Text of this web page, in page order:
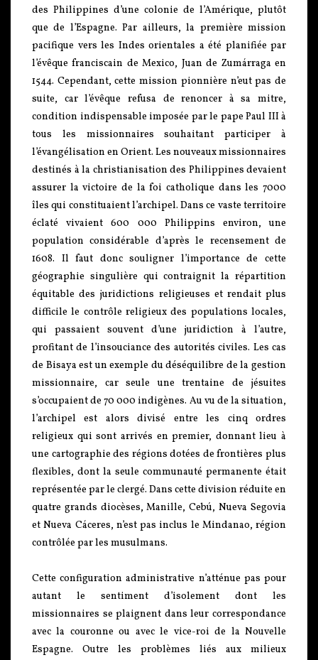
des Philippines d’une colonie de l’Amérique, plutôt
que de l’Espagne. Par ailleurs, la première mission
pacifique vers les Indes orientales a été planifiée par
l’évêque franciscain de Mexico, Juan de Zumárraga en
1544. Cependant, cette mission pionnière n’eut pas de
suite, car l’évêque refusa de renoncer à sa mitre,
condition indispensable imposée par le pape Paul III à
tous les missionnaires souhaitant participer à
l’évangélisation en Orient. Les nouveaux missionnaires
destinés à la christianisation des Philippines devaient
assurer la victoire de la foi catholique dans les 7000
îles qui constituaient l’archipel. Dans ce vaste territoire
éclaté vivaient 600 000 Philippins environ, une
population considérable d’après le recensement de
1608. Il faut donc souligner l’importance de cette
géographie singulière qui contraignit la répartition
équitable des juridictions religieuses et rendait plus
difficile le contrôle religieux des populations locales,
qui passaient souvent d’une juridiction à l’autre,
profitant de l’insouciance des autorités civiles. Les cas
de Bisaya est un exemple du déséquilibre de la gestion
missionnaire, car seule une trentaine de jésuites
s’occupaient de 70 000 indigènes. Au vu de la situation,
l’archipel est alors divisé entre les cinq ordres
religieux qui sont arrivés en premier, donnant lieu à
une cartographie des régions dotées de frontières plus
flexibles, dont la seule communauté permanente était
représentée par le clergé. Dans cette division réduite en
quatre grands diocèses, Manille, Cebú, Nueva Segovia
et Nueva Cáceres, n’est pas inclus le Mindanao, région
contrôlée par les musulmans.
Cette configuration administrative n’atténue pas pour
autant le sentiment d’isolement dont les
missionnaires se plaignent dans leur correspondance
avec la couronne ou avec le vice-roi de la Nouvelle
Espagne. Outre les problèmes liés aux milieux